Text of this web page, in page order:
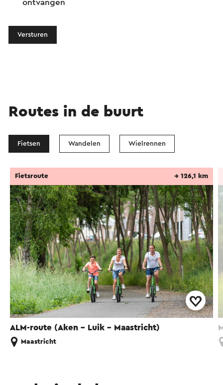
ontvangen
Versturen
Routes in de buurt
Fietsen Wandelen Wielrennen
ALM-route (Aken - Luik - Maastricht)
Fietsroute → 126,1 km
Maastricht